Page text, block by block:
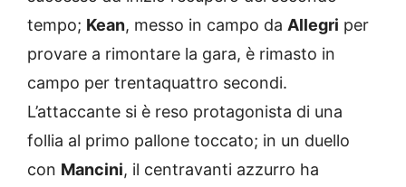
tempo; Kean, messo in campo da Allegri per
provare a rimontare la gara, è rimasto in
campo per trentaquattro secondi.
L’attaccante si è reso protagonista di una
follia al primo pallone toccato; in un duello
con Mancini, il centravanti azzurro ha